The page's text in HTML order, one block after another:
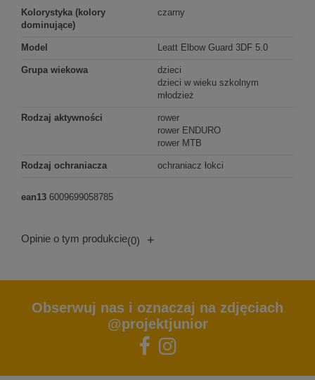
Kolorystyka (kolory
dominujące)
czarny
Model Leatt Elbow Guard 3DF 5.0
Grupa wiekowa
dzieci
dzieci w wieku szkolnym
młodzież
Rodzaj aktywności
rower
rower ENDURO
rower MTB
Rodzaj ochraniacza ochraniacz łokci
ean13 6009699058785
Opinie o tym produkcie(0) +
Obserwuj nas i oznaczaj na zdjęciach
@projektjunior